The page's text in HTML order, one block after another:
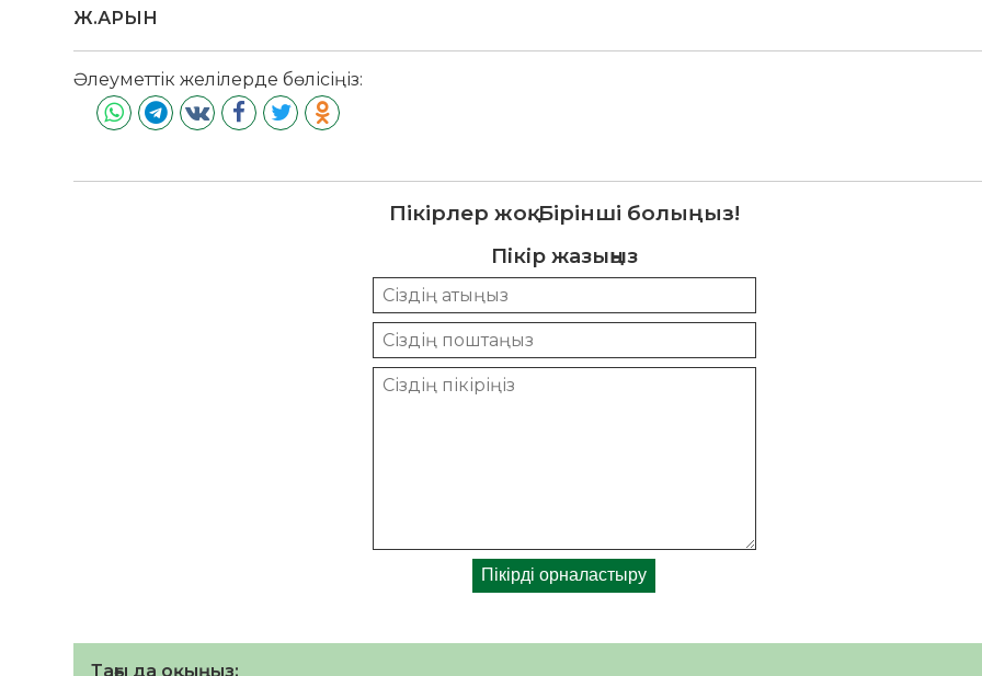
Ж.АРЫН
Әлеуметтік желілерде бөлісіңіз:
Пікірлер жоқ. Бірінші болыңыз!
Пікір жазыңыз
Тағы да оқыңыз: